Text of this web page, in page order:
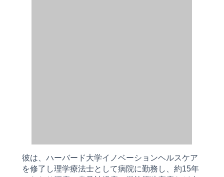
彼は、ハーバード大学イノベーションヘルスケア
を修了し理学療法士として病院に勤務し、約15年